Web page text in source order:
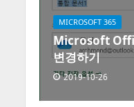
MICROSOFT 365
Microsoft
변경하기
2019-10-26